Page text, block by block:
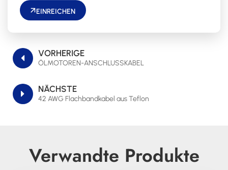
EINREICHEN
VORHERIGE
ÖLMOTOREN-ANSCHLUSSKABEL
NÄCHSTE
42 AWG Flachbandkabel aus Teflon
Verwandte Produkte